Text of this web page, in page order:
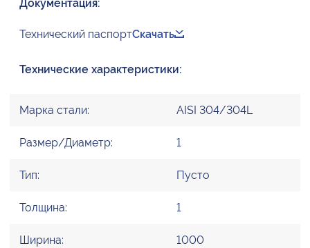
Документация:
Технический паспортСкачать
Технические характеристики:
Марка стали: AISI 304/304L
Размер/Диаметр: 1
Тип: Пусто
Толщина: 1
Ширина: 1000